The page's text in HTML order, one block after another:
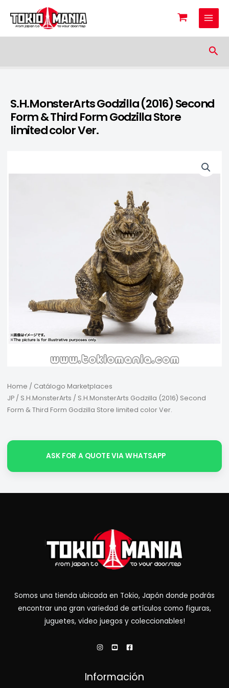
Skip to content
S.H.MonsterArts Godzilla (2016) Second
Form & Third Form Godzilla Store
limited color Ver.
Home / Catálogo Marketplaces
JP/ S.H.MonsterArts / S.H.MonsterArts Godzilla (2016) Second
Form & Third Form Godzilla Store limited color Ver.
ASK FOR A QUOTE VIA WHATSAPP
Somos una tienda ubicada en Tokio, Japón donde podrás
encontrar una gran variedad de artículos como figuras,
juguetes, video juegos y coleccionables!
Información